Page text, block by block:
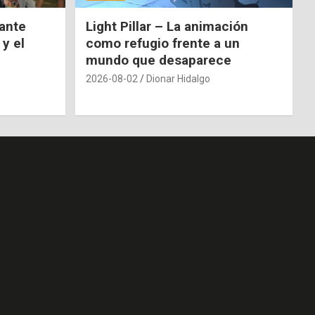
el
Light Pillar – La animación
como refugio frente a un
mundo que desaparece
2026-08-02 Dionar Hidalgo